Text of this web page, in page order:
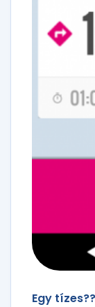
Egy tízes??